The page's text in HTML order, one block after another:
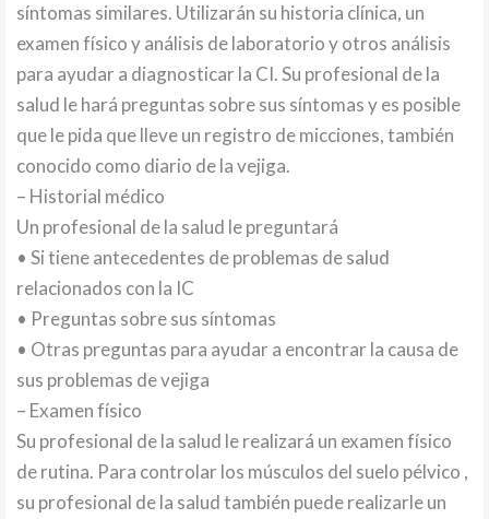
síntomas similares. Utilizarán su historia clínica, un
examen físico y análisis de laboratorio y otros análisis
para ayudar a diagnosticar la CI. Su profesional de la
salud le hará preguntas sobre sus síntomas y es posible
que le pida que lleve un registro de micciones, también
conocido como diario de la vejiga.
– Historial médico
Un profesional de la salud le preguntará
• Si tiene antecedentes de problemas de salud
relacionados con la IC
• Preguntas sobre sus síntomas
• Otras preguntas para ayudar a encontrar la causa de
sus problemas de vejiga
– Examen físico
Su profesional de la salud le realizará un examen físico
de rutina. Para controlar los músculos del suelo pélvico ,
su profesional de la salud también puede realizarle un